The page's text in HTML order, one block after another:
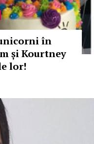
în
și Kourtney
lor!